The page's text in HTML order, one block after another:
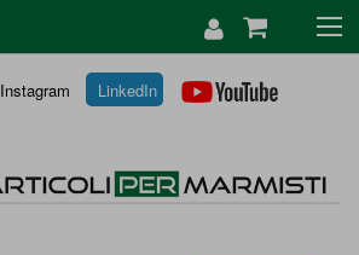
Instagram LinkedIn